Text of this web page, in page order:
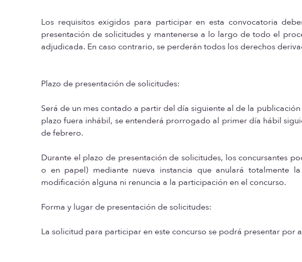
Los requisitos exigidos para participar en esta convocatoria
presentación de solicitudes y mantenerse a lo largo de todo el
adjudicada. En caso contrario, se perderán todos los derechos
Plazo de presentación de solicitudes:
Será de un mes contado a partir del día siguiente al de la
plazo fuera inhábil, se entenderá prorrogado al primer día hábil
de febrero.
Durante el plazo de presentación de solicitudes, los concursantes
o en papel) mediante nueva instancia que anulará totalmente
modificación alguna ni renuncia a la participación en el concurso.
Forma y lugar de presentación de solicitudes:
La solicitud para participar en este concurso se podrá presentar por